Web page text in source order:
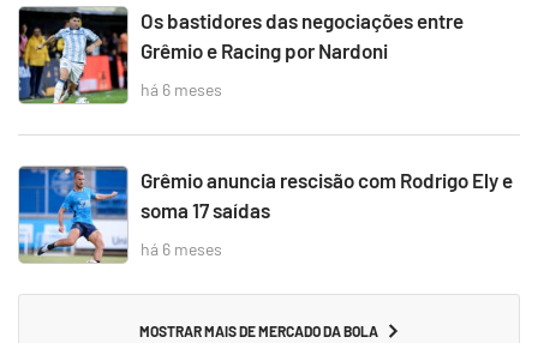
Os bastidores das negociações entre
Grêmio e Racing por Nardoni
há 6 meses
Grêmio anuncia rescisão com Rodrigo Ely e
soma 17 saídas
há 6 meses
MOSTRAR MAIS DE MERCADO DA BOLA